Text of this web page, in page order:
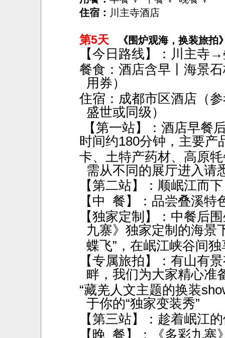
住宿： 川主寺酒店
第5天 《围炉观海，换装旅拍
【今日路线】：川主寺 →
餐食：酒店含早丨海景
用券）
住宿：成都市区酒店（
盛世或同级）
【第一站】：酒店早餐
时间约180分钟，主要产
卡、土特产药材、高原
需从不同的展厅进入请
【第二站】：顺岷江而
【中 餐】：品尝叠溪特
【独家定制】：中餐后
九寨》独家定制的海景
蝶飞”，在岷江峡谷间
【专属旅拍】：有山有
畔，我们为大家精心准
“藏羌人文主题的换装
于你的“独家变装秀”
【第三站】：趁着岷江
【晚 餐】：《多彩九寨